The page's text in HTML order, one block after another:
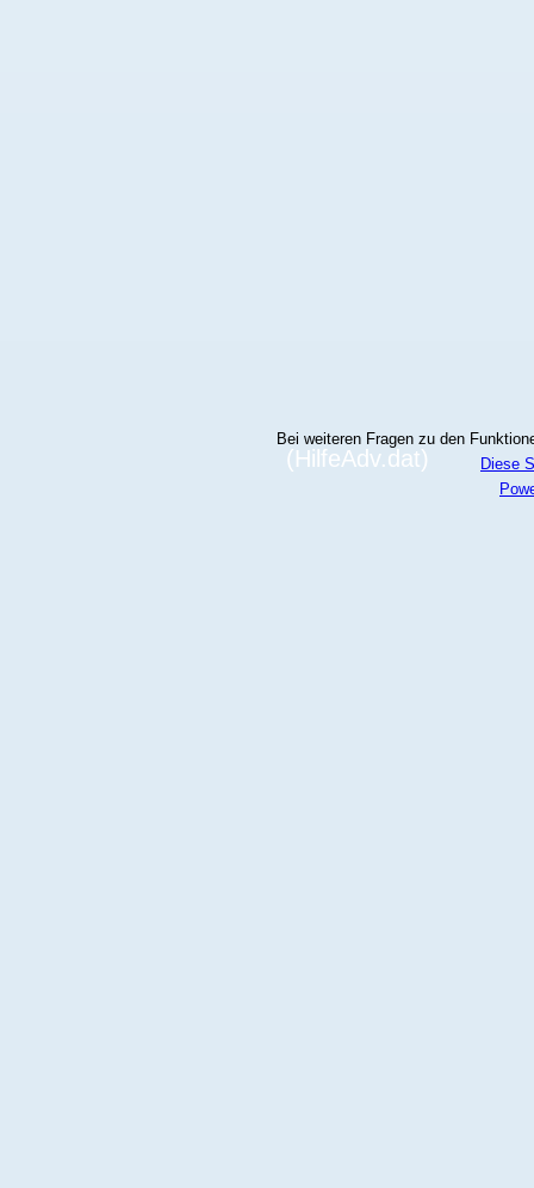
(HilfeAdv.dat)
Bei weiteren Fragen zu den
Diese